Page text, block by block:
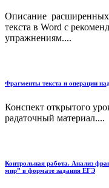
Описание расширенных
текста в Word c
упражнениям....
Фрагменты текста и операции
Конспект открытого
радаточный материал....
Контрольная работа. Анализ
мир” в формате задания ЕГЭ